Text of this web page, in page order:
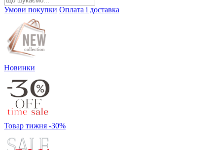
Умови покупки Оплата і доставка
Новинки
Товар тижня -30%